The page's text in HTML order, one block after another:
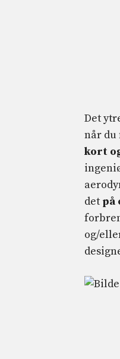
Det
når du
kort
det på
og/